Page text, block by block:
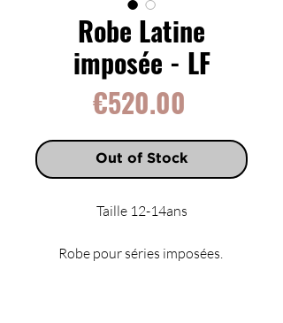
Robe Latine
imposée - LF
€520.00
Out of Stock
Taille 12-14ans
Robe pour séries imposées.